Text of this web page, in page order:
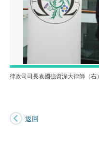
律政司司長袁國強資深大律師（右
返回